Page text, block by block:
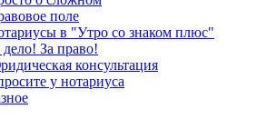
поле
в "Утро со знаком плюс"
дело! За право!
консультация
у нотариуса